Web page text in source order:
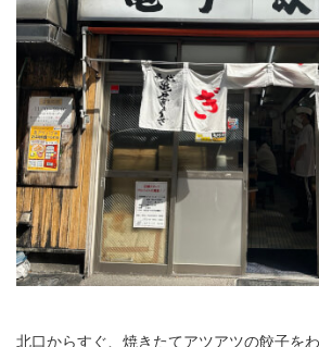
北口からすぐ、焼きたてアツアツの餃子を